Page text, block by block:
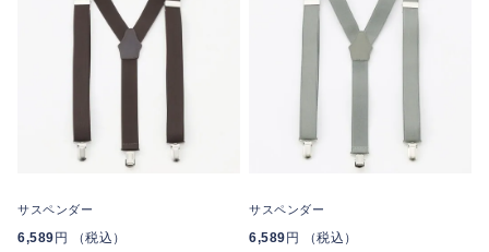
サスペンダー
6,589 円 （税込）
サスペンダー
6,589 円 （税込）